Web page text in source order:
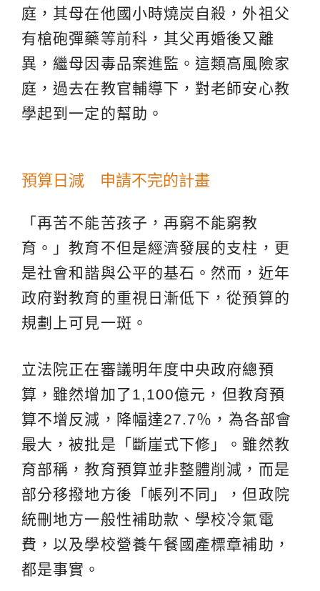
庭，其母在他國小時燒炭自殺，外祖父
有槍砲彈藥等前科，其父再婚後又離
異，繼母因毒品案進監。這類高風險家
庭，過去在教官輔導下，對老師安心教
學起到一定的幫助。
預算日減 申請不完的計畫
「再苦不能苦孩子，再窮不能窮教
育。」教育不但是經濟發展的支柱，更
是社會和諧與公平的基石。然而，近年
政府對教育的重視日漸低下，從預算的
規劃上可見一斑。
立法院正在審議明年度中央政府總預
算，雖然增加了1,100億元，但教育預
算不增反減，降幅達27.7％，為各部會
最大，被批是「斷崖式下修」。雖然教
育部稱，教育預算並非整體削減，而是
部分移撥地方後「帳列不同」，但政院
統刪地方一般性補助款、學校冷氣電
費，以及學校營養午餐國產標章補助，
都是事實。